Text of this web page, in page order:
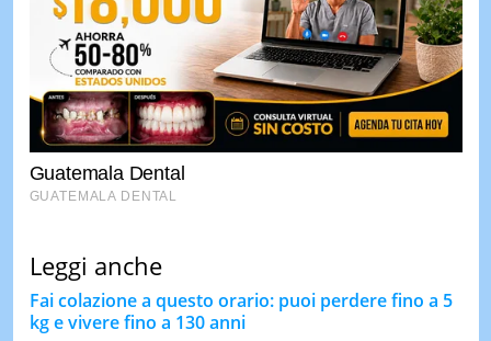
Leggi anche
Fai colazione a questo orario: puoi perdere fino a 5
kg e vivere fino a 130 anni